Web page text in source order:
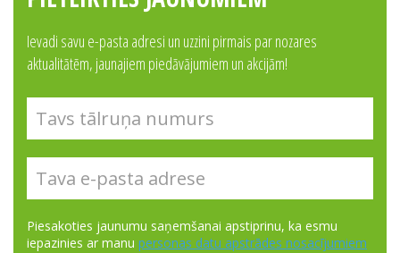
Ievadi savu e-pasta adresi un uzzini pirmais par nozares
aktualitātēm, jaunajiem piedāvājumiem un akcijām!
Piesakoties jaunumu saņemšanai apstiprinu, ka esmu
iepazinies ar manu personas datu apstrādes nosacījumiem